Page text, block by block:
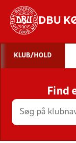
DBU
KLUB/HOLD
Find